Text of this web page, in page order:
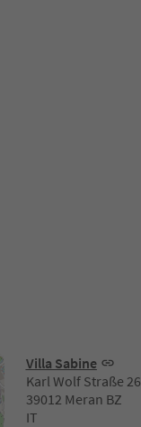
Villa Sabine
Karl Wolf Straße 26
39012 Meran BZ
IT